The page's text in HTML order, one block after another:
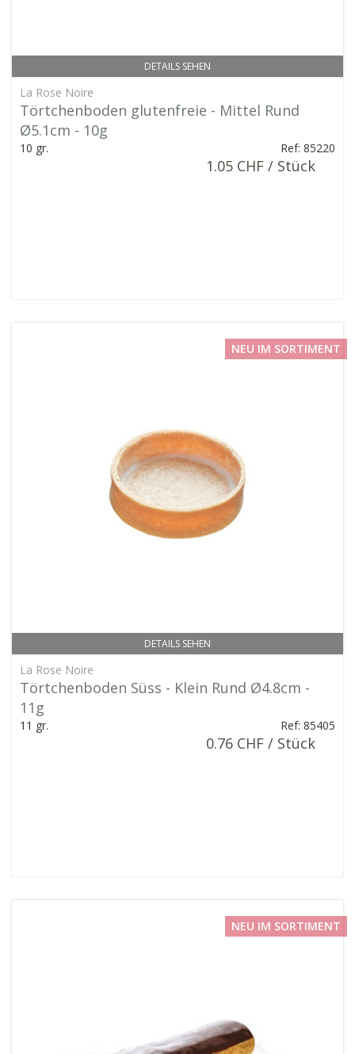
DETAILS SEHEN
La Rose Noire
Törtchenboden glutenfreie - Mittel Rund
Ø5.1cm - 10g
10 gr. Ref: 85220
1.05 CHF / Stück
DETAILS SEHEN
NEU IM SORTIMENT
La Rose Noire
Törtchenboden Süss - Klein Rund Ø4.8cm -
11g
11 gr. Ref: 85405
0.76 CHF / Stück
NEU IM SORTIMENT